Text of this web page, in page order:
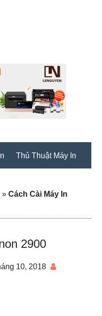
Thủ Thuật Máy In
»Cách Cài Máy In
2900
10, 2018